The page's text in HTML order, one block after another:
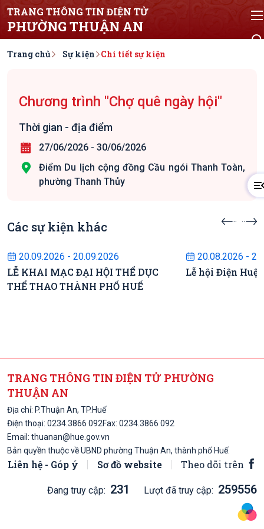
TRANG THÔNG TIN ĐIỆN TỬ
PHƯỜNG THUẬN AN
Trang chủ Sự kiện Chi tiết sự kiện
Chương trình "Chợ quê ngày hội"
Thời gian - địa điểm
27/06/2026 - 30/06/2026
Điểm Du lịch cộng đồng Cầu ngói Thanh Toàn,
phường Thanh Thủy
Các sự kiện khác
Sự kiện sắp diễn ra
20.09.2026 - 20.09.2026
LỄ KHAI MẠC ĐẠI HỘI THỂ DỤC
THỂ THAO THÀNH PHỐ HUẾ
20.08.2026 -
Lễ hội Điện Huệ
TRANG THÔNG TIN ĐIỆN TỬ PHƯỜNG
THUẬN AN
Địa chỉ: P.Thuận An, TP.Huế
Điện thoại: 0234.3866 092Fax: 0234.3866 092
Email: thuanan@hue.gov.vn
Bản quyền thuộc về UBND phường Thuận An, thành phố Huế.
Liên hệ - Góp ý Sơ đồ website Theo dõi trên
Đang truy cập: 231 Lượt đã truy cập: 259556